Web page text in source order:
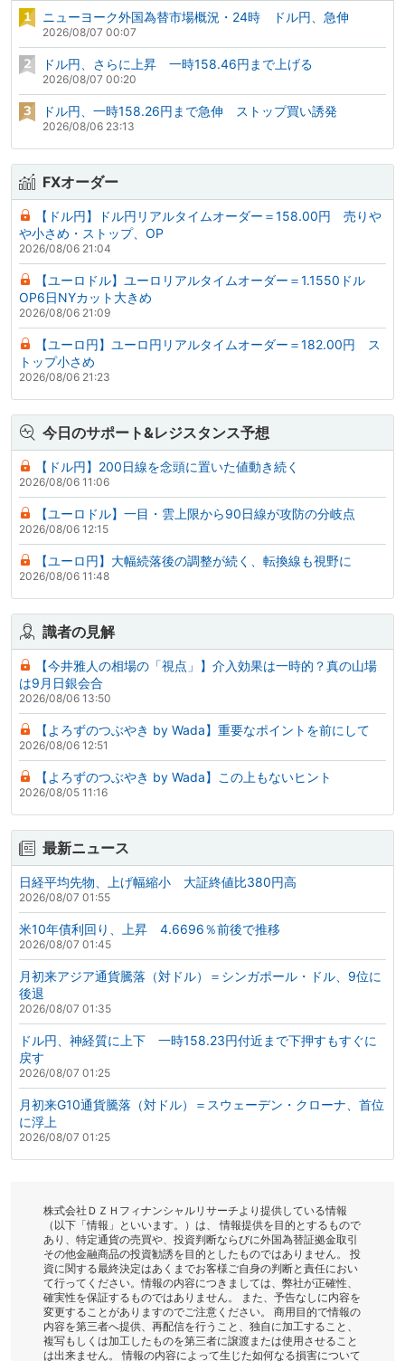
ニューヨーク外国為替市場概況・24時 ドル円、急伸
2026/08/07 00:07
ドル円、さらに上昇 一時158.46円まで上げる
2026/08/07 00:20
ドル円、一時158.26円まで急伸 ストップ買い誘発
2026/08/06 23:13
FXオーダー
【ドル円】ドル円リアルタイムオーダー＝158.00円 売りや
や小さめ・ストップ、OP
2026/08/06 21:04
【ユーロドル】ユーロリアルタイムオーダー＝1.1550ドル
OP6日NYカット大きめ
2026/08/06 21:09
【ユーロ円】ユーロ円リアルタイムオーダー＝182.00円 ス
トップ小さめ
2026/08/06 21:23
今日のサポート&レジスタンス予想
【ドル円】200日線を念頭に置いた値動き続く
2026/08/06 11:06
【ユーロドル】一目・雲上限から90日線が攻防の分岐点
2026/08/06 12:15
【ユーロ円】大幅続落後の調整が続く、転換線も視野に
2026/08/06 11:48
識者の見解
【今井雅人の相場の「視点」】介入効果は一時的？真の山場
は9月日銀会合
2026/08/06 13:50
【よろずのつぶやき by Wada】重要なポイントを前にして
2026/08/06 12:51
【よろずのつぶやき by Wada】この上もないヒント
2026/08/05 11:16
最新ニュース
日経平均先物、上げ幅縮小 大証終値比380円高
2026/08/07 01:55
米10年債利回り、上昇 4.6696％前後で推移
2026/08/07 01:45
月初来アジア通貨騰落（対ドル）＝シンガポール・ドル、9位に
後退
2026/08/07 01:35
ドル円、神経質に上下 一時158.23円付近まで下押すもすぐに
戻す
2026/08/07 01:25
月初来G10通貨騰落（対ドル）＝スウェーデン・クローナ、首位
に浮上
2026/08/07 01:25
株式会社ＤＺＨフィナンシャルリサーチより提供している情報
（以下「情報」といいます。）は、 情報提供を目的とするもので
あり、特定通貨の売買や、投資判断ならびに外国為替証拠金取引
その他金融商品の投資勧誘を目的としたものではありません。 投
資に関する最終決定はあくまでお客様ご自身の判断と責任におい
て行ってください。情報の内容につきましては、弊社が正確性、
確実性を保証するものではありません。 また、予告なしに内容を
変更することがありますのでご注意ください。 商用目的で情報の
内容を第三者へ提供、再配信を行うこと、独自に加工すること、
複写もしくは加工したものを第三者に譲渡または使用させること
は出来ません。 情報の内容によって生じた如何なる損害について